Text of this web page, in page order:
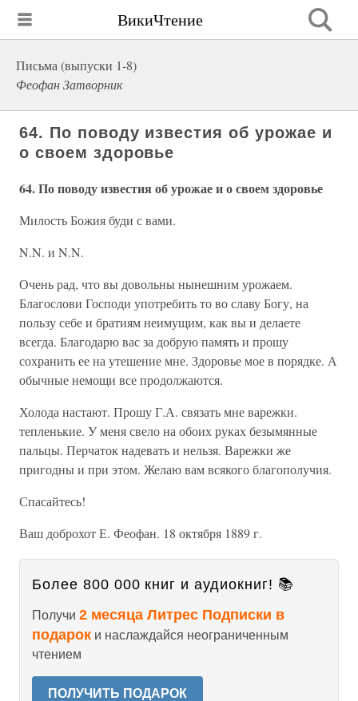
ВикиЧтение
Письма (выпуски 1-8)
Феофан Затворник
64. По поводу известия об урожае и
о своем здоровье
64. По поводу известия об урожае и о своем здоровье
Милость Божия буди с вами.
N.N. и N.N.
Очень рад, что вы довольны нынешним урожаем.
Благослови Господи употребить то во славу Богу, на
пользу себе и братиям неимущим, как вы и делаете
всегда. Благодарю вас за добрую память и прошу
сохранить ее на утешение мне. Здоровье мое в порядке. А
обычные немощи все продолжаются.
Холода настают. Прошу Г.А. связать мне варежки.
тепленькие. У меня свело на обоих руках безымянные
пальцы. Перчаток надевать и нельзя. Варежки же
пригодны и при этом. Желаю вам всякого благополучия.
Спасайтесь!
Ваш доброхот Е. Феофан. 18 октября 1889 г.
Более 800 000 книг и аудиокниг! 📚
Получи 2 месяца Литрес Подписки в
подарок и наслаждайся неограниченным
чтением
ПОЛУЧИТЬ ПОДАРОК